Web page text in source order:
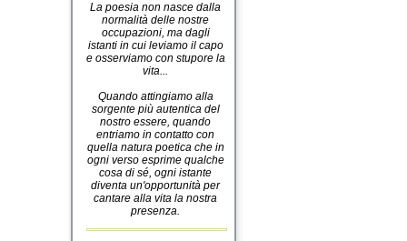
La poesia non nasce dalla
normalità delle nostre
occupazioni, ma dagli
istanti in cui leviamo il capo
e osserviamo con stupore la
vita...
Quando attingiamo alla
sorgente più autentica del
nostro essere, quando
entriamo in contatto con
quella natura poetica che in
ogni verso esprime qualche
cosa di sé, ogni istante
diventa un'opportunità per
cantare alla vita la nostra
presenza.